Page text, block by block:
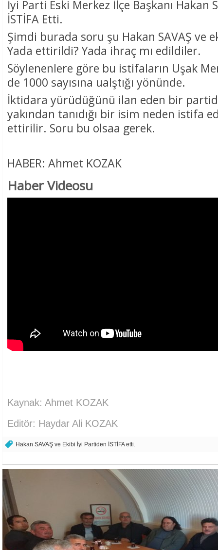
İyi Parti Eski Merkez İlçe Başkanı Hakan
İSTİFA Etti.
Şimdi burada soru şu Hakan SAVAŞ ve
Yada ettirildi? Yada ihraç mı edildiler.
Söylenenlere göre bu istifaların Uşak
de 1000 sayısına ualştığı yönünde.
İktidara yürüdüğünü ilan eden bir
yakından tanıdığı bir isim neden istifa
ettirilir. Soru bu olsaa gerek.
HABER: Ahmet KOZAK
Haber Videosu
Kaynak: Ahmet KOZAK
Editör: Haydar Ali KOZAK
Hakan SAVAŞ ve Ekibi İyi Partiden İSTİFA etti.